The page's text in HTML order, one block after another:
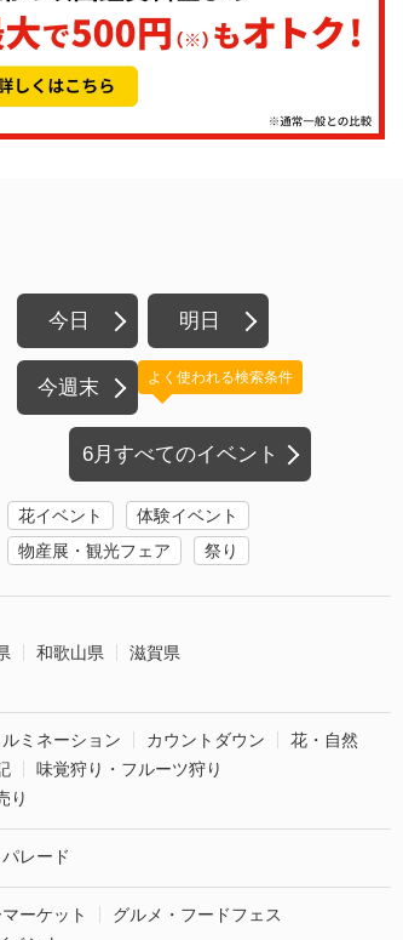
今日 明日
今週末
6月すべてのイベント
よく使われる検索条件
花イベント
体験イベント
物産展・観光フェア
祭り
和歌山県
滋賀県
ルミネーション カウントダウン
花・自然
味覚狩り・フルーツ狩り
り
レード
ーケット
グルメ・フードフェス